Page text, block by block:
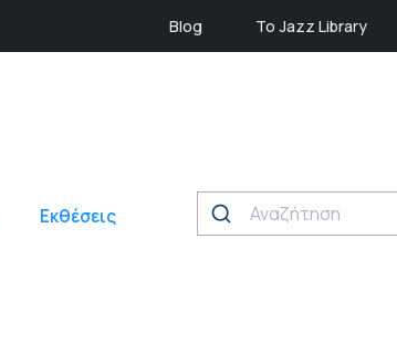
Blog Το Jazz Library
Εκθέσεις